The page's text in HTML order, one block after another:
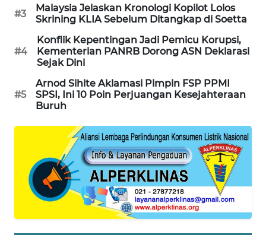
#3
Malaysia Jelaskan Kronologi Kopilot Lolos
Skrining KLIA Sebelum Ditangkap di Soetta
#4
Konflik Kepentingan Jadi Pemicu Korupsi,
Kementerian PANRB Dorong ASN Deklarasi
Sejak Dini
#5
Arnod Sihite Aklamasi Pimpin FSP PPMI
SPSI, Ini 10 Poin Perjuangan Kesejahteraan
Buruh
SIANTAR
NEWS
METRO
MEDAN
NEWS
NEWS
KRT